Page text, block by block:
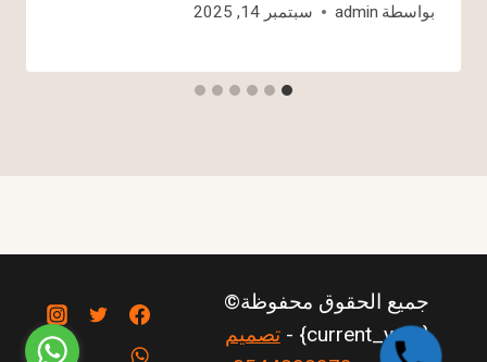
بواسطة admin سبتمبر 14, 2025
جميع الحقوق محفوظة©
{current_year} -
تصميم